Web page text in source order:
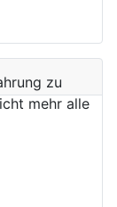
zu
mehr alle